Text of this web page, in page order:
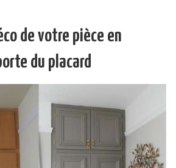
de votre pièce en
du placard